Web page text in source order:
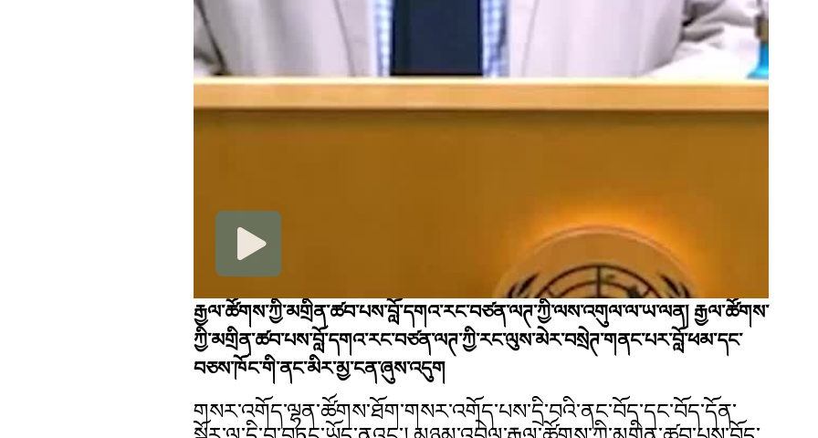
རྒྱལ་ཚོགས་ཀྱི་མགྲིན་ཚབ་པས་བློ་དགའ་རང་བཙན་ལཊ་ཀྱི་ལས་འགུལ་ལ་ཡ་ལན། རྒྱལ་ཚོགས་
ཀྱི་མགྲིན་ཚབ་པས་བློ་དགའ་རང་བཙན་ལཊ་ཀྱི་རང་ལུས་མེར་བསྲེཊ་གནང་པར་བློ་ཕམ་དང་
བཅས་ཁོང་གི་ནང་མིར་མྱ་ངན་ཞུས་འདུག
གསར་འགོད་ལྷན་ཚོགས་ཐོག་གསར་འགོད་པས་དྲི་བའི་ནང་བོད་དང་བོད་དོན་